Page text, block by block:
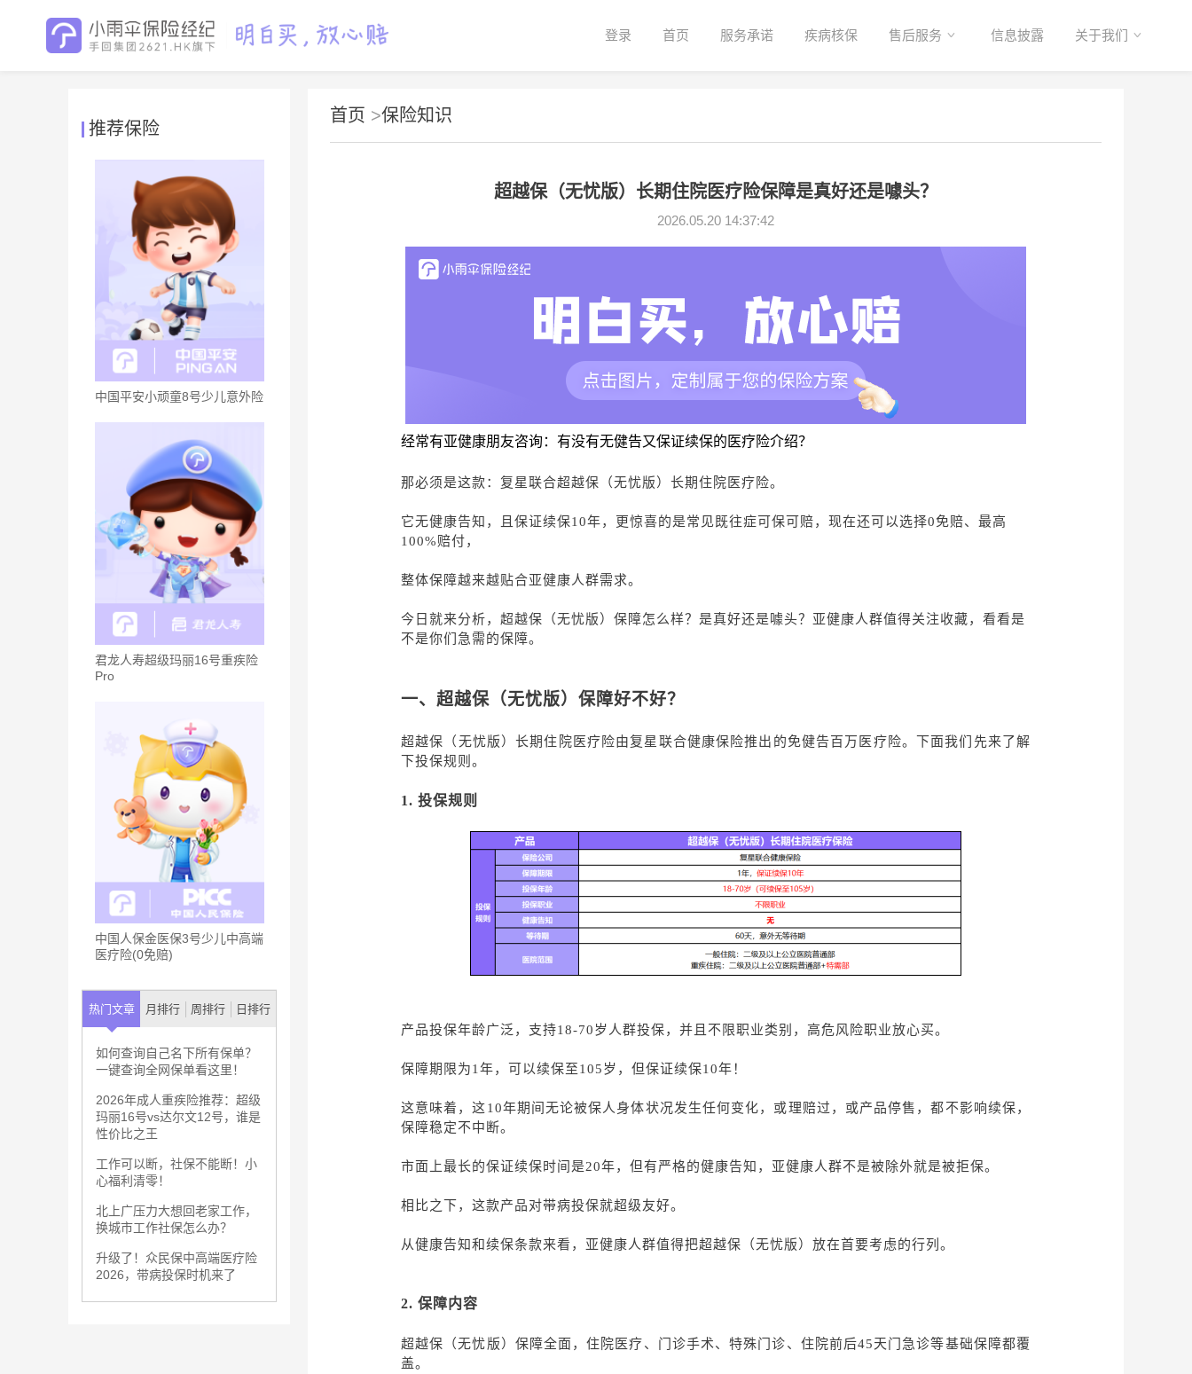
登录 首页 服务承诺 疾病核保 售后服务 信息披露 关于我们
推荐保险
中国平安小顽童8号少儿意外险
君龙人寿超级玛丽16号重疾险
Pro
中国人保金医保3号少儿中高端
医疗险(0免赔)
热门文章 月排行 周排行 日排行
如何查询自己名下所有保单？
一键查询全网保单看这里！
2026年成人重疾险推荐：超级
玛丽16号vs达尔文12号，谁是
性价比之王
工作可以断，社保不能断！小
心福利清零！
北上广压力大想回老家工作，
换城市工作社保怎么办？
升级了！众民保中高端医疗险
2026，带病投保时机来了
首页 >保险知识
超越保（无忧版）长期住院医疗险保障是真好还是噱头？
2026.05.20 14:37:42
经常有亚健康朋友咨询：有没有无健告又保证续保的医疗险介绍？
那必须是这款：复星联合超越保（无忧版）长期住院医疗险。
它无健康告知，且保证续保10年，更惊喜的是常见既往症可保可赔，现在还可以选择0免赔、最高
100%赔付，
整体保障越来越贴合亚健康人群需求。
今日就来分析，超越保（无忧版）保障怎么样？是真好还是噱头？亚健康人群值得关注收藏，看看是
不是你们急需的保障。
一、 超越保（无忧版）保障好不好？
超越保（无忧版）长期住院医疗险由复星联合健康保险推出的免健告百万医疗险。下面我们先来了解
下投保规则。
1. 投保规则
产品投保年龄广泛，支持18-70岁人群投保，并且不限职业类别，高危风险职业放心买。
保障期限为1年，可以续保至105岁，但保证续保10年！
这意味着，这10年期间无论被保人身体状况发生任何变化，或理赔过，或产品停售，都不影响续保，
保障稳定不中断。
市面上最长的保证续保时间是20年，但有严格的健康告知，亚健康人群不是被除外就是被拒保。
相比之下，这款产品对带病投保就超级友好。
从健康告知和续保条款来看，亚健康人群值得把超越保（无忧版）放在首要考虑的行列。
2. 保障内容
超越保（无忧版）保障全面，住院医疗、门诊手术、特殊门诊、住院前后45天门急诊等基础保障都覆
盖。